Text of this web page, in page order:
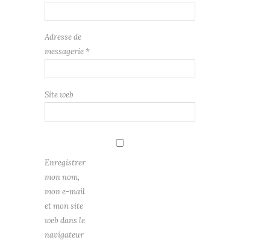
Adresse de
messagerie *
Site web
Enregistrer
mon nom,
mon e-mail
et mon site
web dans le
navigateur